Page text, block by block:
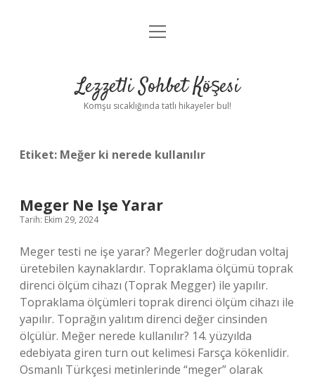
Anasayfa
Yasal Uyarı
menüyü
Lezzetli Sohbet Köşesi
Komşu sıcaklığında tatlı hikayeler bul!
Etiket: Meğer ki nerede kullanılır
Meger Ne Işe Yarar
Tarih: Ekim 29, 2024
Meger testi ne işe yarar? Megerler doğrudan voltaj
üretebilen kaynaklardır. Topraklama ölçümü toprak
direnci ölçüm cihazı (Toprak Megger) ile yapılır.
Topraklama ölçümleri toprak direnci ölçüm cihazı ile
yapılır. Toprağın yalıtım direnci değer cinsinden
ölçülür. Meğer nerede kullanılır? 14. yüzyılda
edebiyata giren turn out kelimesi Farsça kökenlidir.
Osmanlı Türkçesi metinlerinde “meger” olarak